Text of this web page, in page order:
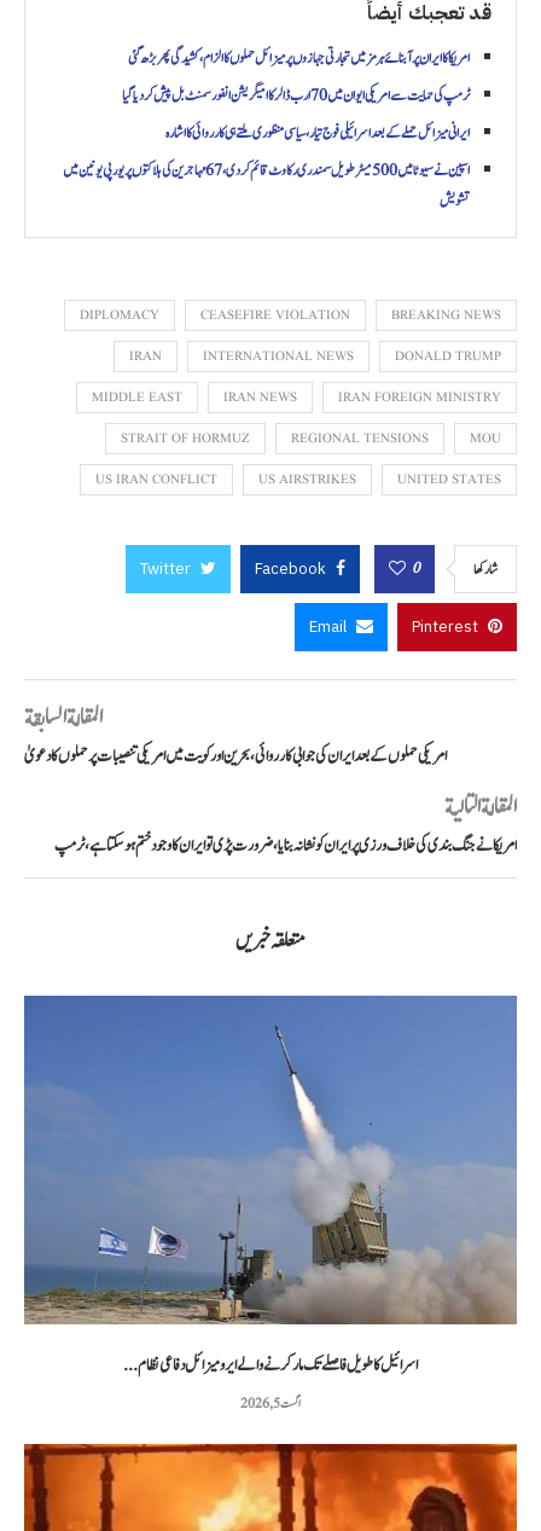
قد تعجبك أيضاً
امریکا کا ایران پر آبنائے ہرمز میں تجارتی جہازوں پر میزائل حملوں کا الزام، کشیدگی پھر بڑھ گئی
ٹرمپ کی حمایت سے امریکی ایوان میں 70 ارب ڈالر کا امیگریشن انفورسمنٹ بل پیش کر دیا گیا
ایرانی میزائل حملے کے بعد اسرائیلی فوج تیار، سیاسی منظوری ملتے ہی کارروائی کا اشارہ
اسپین نے سیوٹا میں 500 میٹر طویل سمندری رکاوٹ قائم کر دی، 67 مہاجرین کی ہلاکتوں پر یورپی یونین میں
تشویش
BREAKING NEWS
CEASEFIRE VIOLATION
DIPLOMACY
DONALD TRUMP
INTERNATIONAL NEWS
IRAN
IRAN FOREIGN MINISTRY
IRAN NEWS
MIDDLE EAST
MOU
REGIONAL TENSIONS
STRAIT OF HORMUZ
UNITED STATES
US AIRSTRIKES
US IRAN CONFLICT
شاركها 0
Facebook
Twitter
Pinterest
Email
المقالة السابقة
امریکی حملوں کے بعد ایران کی جوابی کارروائی، بحرین اور کویت میں امریکی تنصیبات پر حملوں کا دعویٰ
المقالة التالية
امریکا نے جنگ بندی کی خلاف ورزی پر ایران کو نشانہ بنایا، ضرورت پڑی تو ایران کا وجود ختم ہو سکتا ہے، ٹرمپ
متعلقہ خبریں
اسرائیل کا طویل فاصلے تک مار کرنے والے ایرو میزائل دفاعی نظام...
اگست 5, 2026